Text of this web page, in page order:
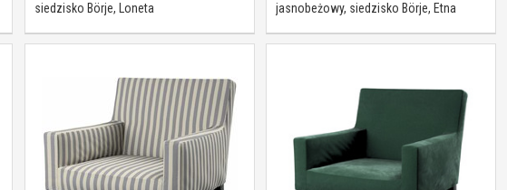
siedzisko Börje, Loneta
jasnobeżowy, siedzisko Börje, Etna